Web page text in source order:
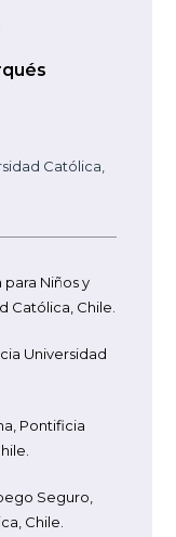
Católica,
Niños y
Católica, Chile.
Universidad
Pontificia
Seguro,
Chile.